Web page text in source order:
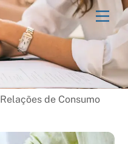
Relações de Consumo